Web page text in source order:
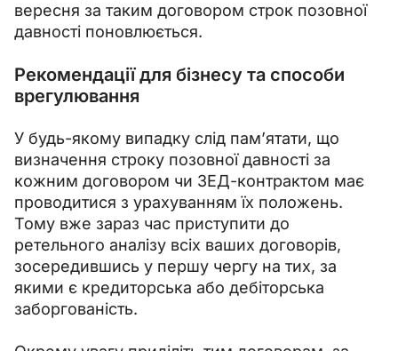
вересня за таким договором строк позовної
давності поновлюється.
Рекомендації для бізнесу та способи
врегулювання
У будь-якому випадку слід пам’ятати, що
визначення строку позовної давності за
кожним договором чи ЗЕД-контрактом має
проводитися з урахуванням їх положень.
Тому вже зараз час приступити до
ретельного аналізу всіх ваших договорів,
зосередившись у першу чергу на тих, за
якими є кредиторська або дебіторська
заборгованість.